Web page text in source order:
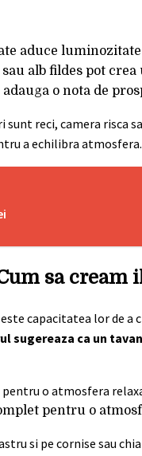
aduce
alb fildes pot
o nota de
reci, camera risca
a echilibra atmosfera.
sa cream
capacitatea lor de a
sugereaza ca un
pentru o
si pe cornise sau